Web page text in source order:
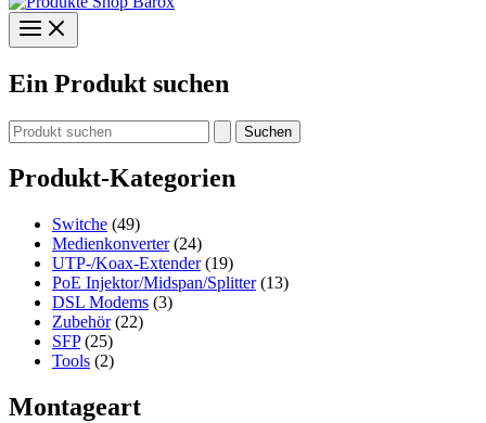
Ein Produkt suchen
Suchen
nach:
Produkt-Kategorien
Switche (49)
Medienkonverter (24)
UTP-/Koax-Extender (19)
PoE Injektor/Midspan/Splitter (13)
DSL Modems (3)
Zubehör (22)
SFP (25)
Tools (2)
Montageart